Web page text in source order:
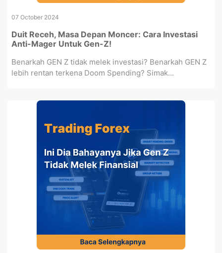
07 October 2024
Duit Receh, Masa Depan Moncer: Cara Investasi
Anti-Mager Untuk Gen-Z!
Benarkah GEN Z tidak melek investasi? Benarkah GEN Z
lebih rentan terkena Doom Spending? Simak...